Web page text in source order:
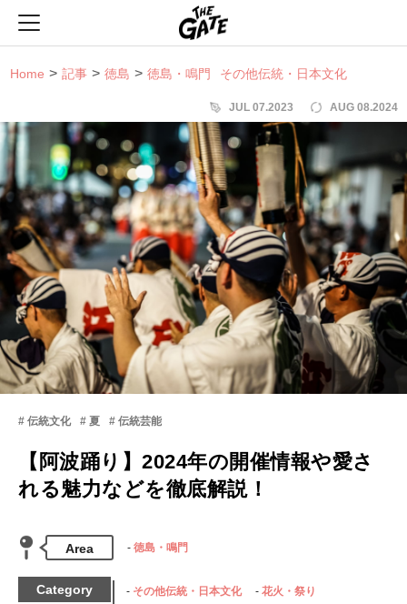
Home 記事 徳島 徳島・鳴門 その他伝統・日本文化
JUL 07.2023 AUG 08.2024
伝統文化 夏 伝統芸能
【阿波踊り】2024年の開催情報や愛さ
れる魅力などを徹底解説！
Area 徳島・鳴門
Category その他伝統・日本文化 花火・祭り